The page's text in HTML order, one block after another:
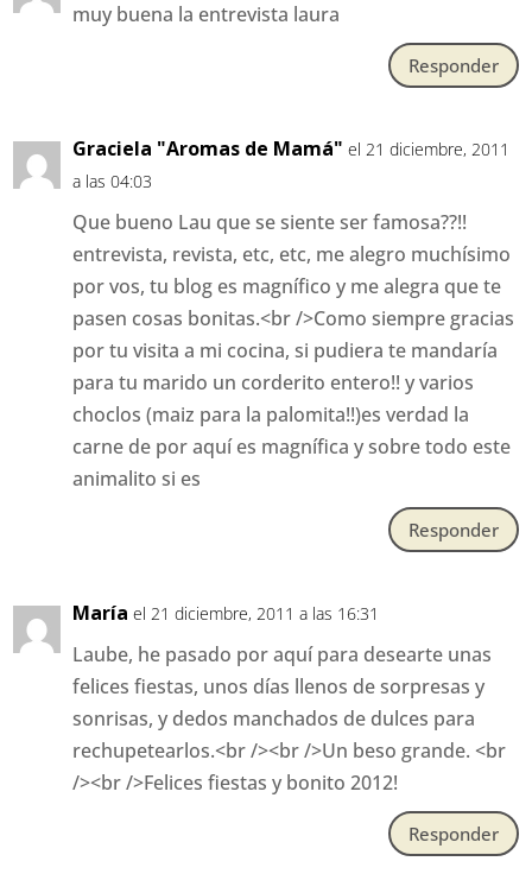
muy buena la entrevista laura
Responder
Graciela "Aromas de Mamá" el 21 diciembre, 2011
a las 04:03
Que bueno Lau que se siente ser famosa??!!
entrevista, revista, etc, etc, me alegro muchísimo
por vos, tu blog es magnífico y me alegra que te
pasen cosas bonitas.<br />Como siempre gracias
por tu visita a mi cocina, si pudiera te mandaría
para tu marido un corderito entero!! y varios
choclos (maiz para la palomita!!)es verdad la
carne de por aquí es magnífica y sobre todo este
animalito si es
Responder
María el 21 diciembre, 2011 a las 16:31
Laube, he pasado por aquí para desearte unas
felices fiestas, unos días llenos de sorpresas y
sonrisas, y dedos manchados de dulces para
rechupetearlos.<br /><br />Un beso grande. <br
/><br />Felices fiestas y bonito 2012!
Responder